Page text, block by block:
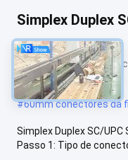
Simplex Duplex
conector da fibra
#60mm conectores da
Simplex Duplex SC/
Passo 1: Tipo de